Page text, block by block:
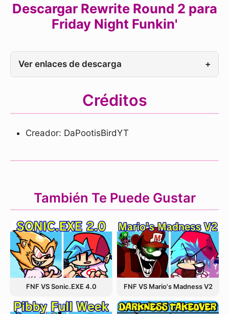
Descargar Rewrite Round 2 para
Friday Night Funkin'
Ver enlaces de descarga +
Créditos
Creador: DaPootisBirdYT
También Te Puede Gustar
FNF VS Sonic.EXE 4.0 FNF VS Mario's Madness V2